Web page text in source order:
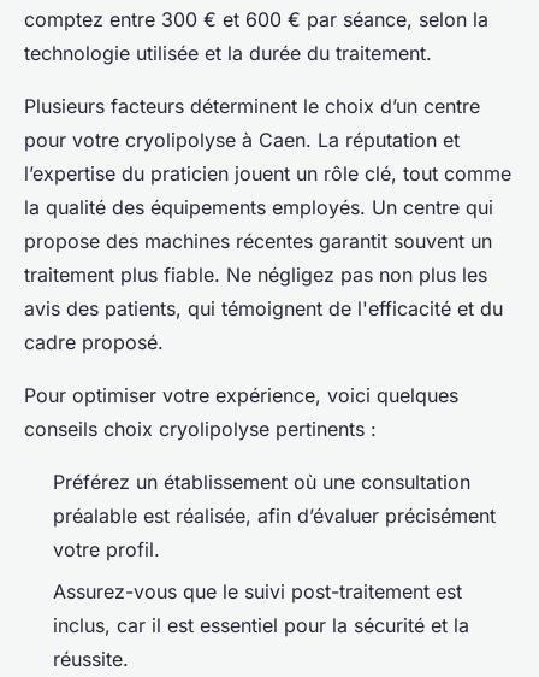
comptez entre 300 € et 600 € par séance, selon la
technologie utilisée et la durée du traitement.
Plusieurs facteurs déterminent le choix d’un centre
pour votre cryolipolyse à Caen. La réputation et
l’expertise du praticien jouent un rôle clé, tout comme
la qualité des équipements employés. Un centre qui
propose des machines récentes garantit souvent un
traitement plus fiable. Ne négligez pas non plus les
avis des patients, qui témoignent de l'efficacité et du
cadre proposé.
Pour optimiser votre expérience, voici quelques
conseils choix cryolipolyse pertinents :
Préférez un établissement où une consultation
préalable est réalisée, afin d’évaluer précisément
votre profil.
Assurez-vous que le suivi post-traitement est
inclus, car il est essentiel pour la sécurité et la
réussite.